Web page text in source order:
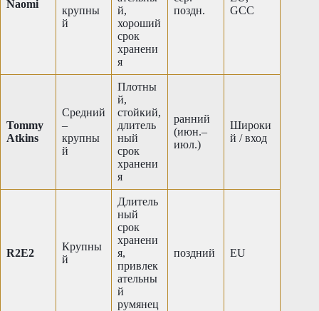
Naomi
крупны
й
й,
хороший
срок
хранени
я
поздн.
GCC
Tommy
Atkins
Средний
–
крупны
й
Плотны
й,
стойкий,
длитель
ный
срок
хранени
я
ранний
(июн.–
июл.)
Широки
й / вход
R2E2
Крупны
й
Длитель
ный
срок
хранени
я,
привлек
ательны
й
румянец
поздний EU